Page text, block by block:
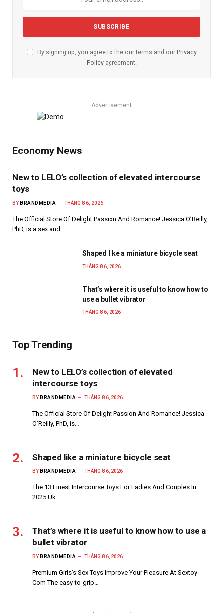
By signing up, you agree to the our terms and our Privacy
Policyagreement.
Advertisement
Economy News
New to LELO’s collection of elevated intercourse
toys
BY BRANDMEDIA THÁNG 8 6, 2026
The Official Store Of Delight Passion And Romance! Jessica O’Reilly,
PhD, is a sex and…
Shaped like a miniature bicycle seat
THÁNG 8 6, 2026
That’s where it is useful to know how to
use a bullet vibrator
THÁNG 8 6, 2026
Top Trending
New to LELO’s collection of elevated
intercourse toys
BY BRANDMEDIA THÁNG 8 6, 2026
The Official Store Of Delight Passion And Romance! Jessica
O’Reilly, PhD, is…
Shaped like a miniature bicycle seat
BY BRANDMEDIA THÁNG 8 6, 2026
The 13 Finest Intercourse Toys For Ladies And Couples In
2025 Uk…
That’s where it is useful to know how to use a
bullet vibrator
BY BRANDMEDIA THÁNG 8 6, 2026
Premium Girls’s Sex Toys Improve Your Pleasure At Sextoy
Com The easy-to-grip…